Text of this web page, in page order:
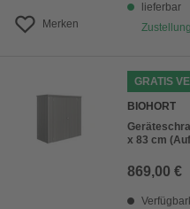
Merken
lieferbar
GRATIS
BIOHORT
x 83 cm
869,00 €